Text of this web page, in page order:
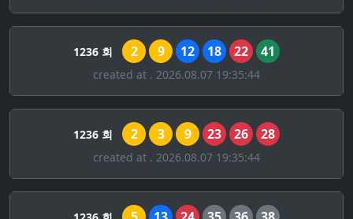
1236 회 2 9 12 18 22 41
created at . 2026.08.07 19:35:44
1236 회 2 3 9 23 26 28
created at . 2026.08.07 19:35:44